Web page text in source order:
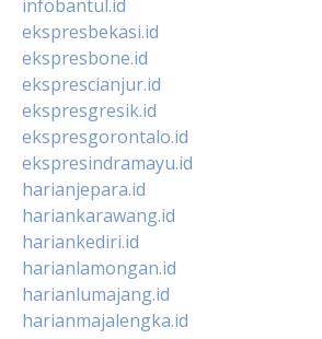
infobantul.id
ekspresbekasi.id
ekspresbone.id
eksprescianjur.id
ekspresgresik.id
ekspresgorontalo.id
ekspresindramayu.id
harianjepara.id
hariankarawang.id
hariankediri.id
harianlamongan.id
harianlumajang.id
harianmajalengka.id